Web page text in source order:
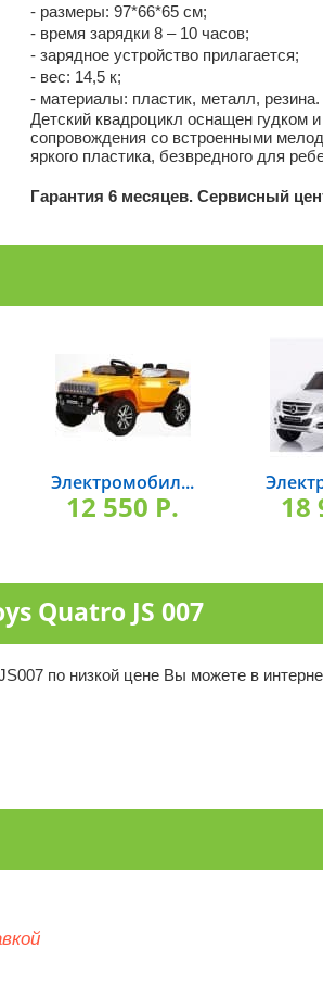
- размеры: 97*66*65 см;
- время зарядки 8 – 10 часов;
- зарядное устройство прилагается;
- вес: 14,5 к;
- материалы: пластик, металл, резина.
Детский квадроцикл оснащен гудком
сопровождения со встроенными
яркого пластика, безвредного для
Гарантия 6 месяцев. Сервисный
Электромобил...
12 550 P. 18
Quatro JS 007
по низкой цене Вы можете в